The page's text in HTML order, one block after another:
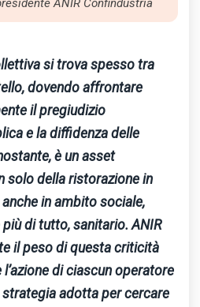
ANIR Confindustria
si trova spesso tra
dovendo affrontare
il pregiudizio
e la diffidenza delle
è un asset
solo della ristorazione in
in ambito sociale,
di tutto, sanitario. ANIR
il peso di questa criticità
di ciascun operatore
adotta per cercare